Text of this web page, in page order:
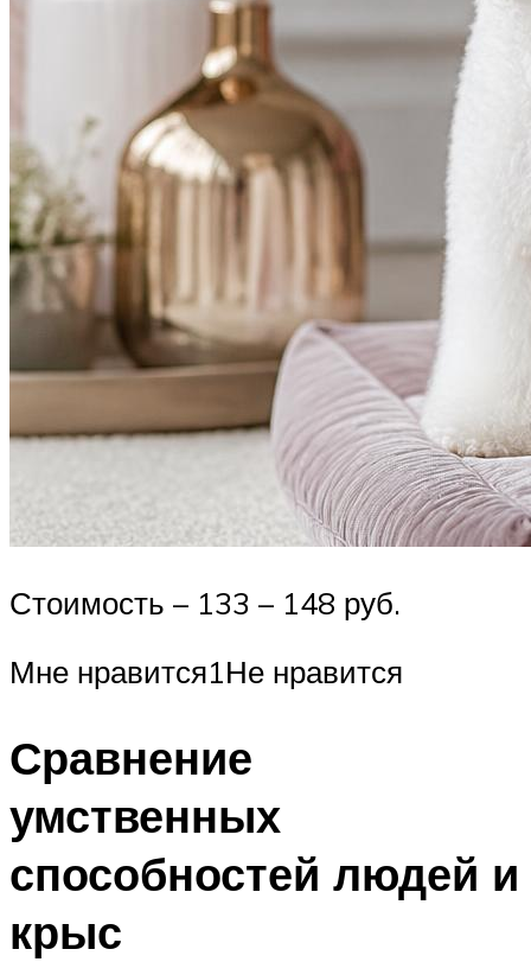
Стоимость – 133 – 148 руб.
Мне нравится1Не нравится
Сравнение
умственных
способностей людей и
крыс